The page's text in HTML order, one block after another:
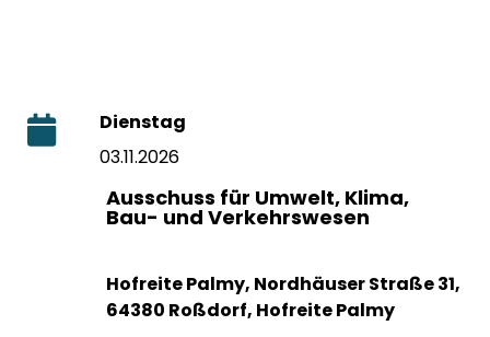
Dienstag
03.11.2026
Ausschuss für Umwelt, Klima,
Bau- und Verkehrswesen
Hofreite Palmy, Nordhäuser Straße 31,
64380 Roßdorf, Hofreite Palmy